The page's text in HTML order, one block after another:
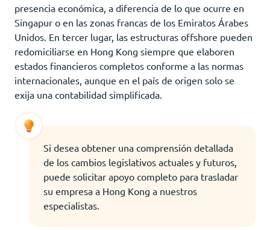
presencia económica, a diferencia de lo que ocurre en
Singapur o en las zonas francas de los Emiratos Árabes
Unidos. En tercer lugar, las estructuras offshore pueden
redomiciliarse en Hong Kong siempre que elaboren
estados financieros completos conforme a las normas
internacionales, aunque en el país de origen solo se
exija una contabilidad simplificada.
Si desea obtener una comprensión detallada
de los cambios legislativos actuales y futuros,
puede solicitar apoyo completo para trasladar
su empresa a Hong Kong a nuestros
especialistas.